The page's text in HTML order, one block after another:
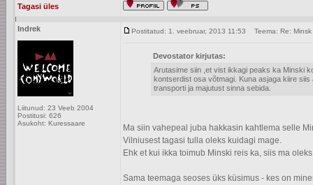
Tagasi üles
Indrek
Liitunud: 23 Veeb 2004
Postitusi: 626
Asukoht: Kuressaare
Postitatud: 1. veebruar, 2013 11:53 Teema: Re: Minsk
Devostator kirjutas:
Arutasime siin ,et vist ikkagi peaks ka Minski
kontserdist osa võtmagi. Kuna asjaga kiire
transporti ja majutust sinna sebida.
Ma siin vahepeal juba hakkasin kahtlema selle
Vilniusest tagasi tulla oleks kuidagi mage.
Ehk et kui ikka toimub Minski reis ka, siis ma
Sama teemaga seoses üks küsimus - kes on